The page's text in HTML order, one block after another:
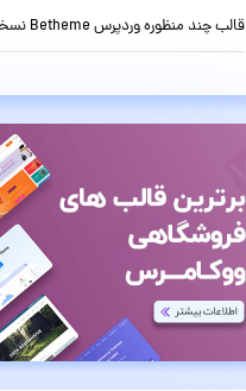
قالب چند منظوره وردپرس Betheme نسخه 28.5.6